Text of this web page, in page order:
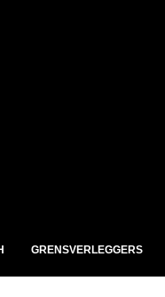
GRENSVERLEGGERS